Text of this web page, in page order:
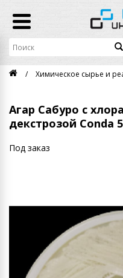
Химическое сырье и
Агар Сабуро с
декстрозой Conda
Под заказ